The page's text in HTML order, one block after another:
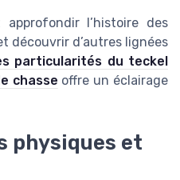
l’histoire des
découvrir d’autres lignées
particularités du teckel
chasse offre un éclairage
physiques et